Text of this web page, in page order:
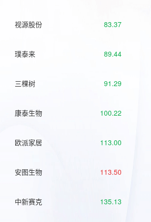
视源股份 83.37
璞泰来 89.44
三棵树 91.29
康泰生物 100.22
欧派家居 113.00
安图生物 113.50
中新赛克 135.13